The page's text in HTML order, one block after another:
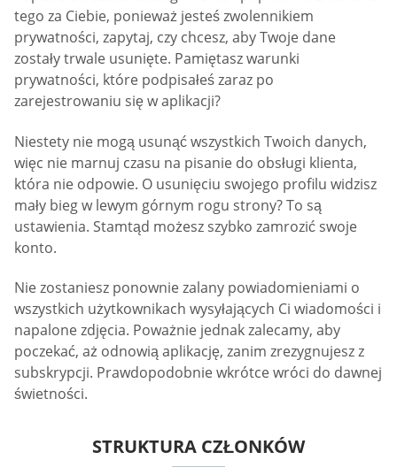
tego za Ciebie, ponieważ jesteś zwolennikiem
prywatności, zapytaj, czy chcesz, aby Twoje dane
zostały trwale usunięte. Pamiętasz warunki
prywatności, które podpisałeś zaraz po
zarejestrowaniu się w aplikacji?
Niestety nie mogą usunąć wszystkich Twoich danych,
więc nie marnuj czasu na pisanie do obsługi klienta,
która nie odpowie. O usunięciu swojego profilu widzisz
mały bieg w lewym górnym rogu strony? To są
ustawienia. Stamtąd możesz szybko zamrozić swoje
konto.
Nie zostaniesz ponownie zalany powiadomieniami o
wszystkich użytkownikach wysyłających Ci wiadomości i
napalone zdjęcia. Poważnie jednak zalecamy, aby
poczekać, aż odnowią aplikację, zanim zrezygnujesz z
subskrypcji. Prawdopodobnie wkrótce wróci do dawnej
świetności.
STRUKTURA CZŁONKÓW